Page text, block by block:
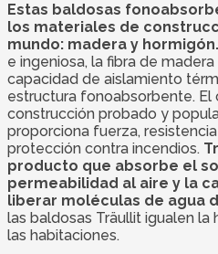
Estas baldosas
los materiales de
mundo: madera y hormigón.
e ingeniosa, la fibra de
capacidad de aislamiento
estructura fonoabsorbente. El
construcción probado y
proporciona fuerza,
protección contra incendios.
producto que absorbe el
permeabilidad al aire y la
liberar moléculas de agua
las baldosas Träullit igualen la
las habitaciones.